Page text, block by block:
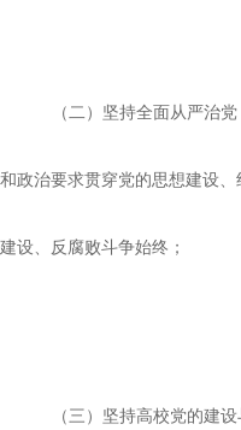
（二）坚持全面从严治
和政治要求贯穿党的思想建设
建设、反腐败斗争始终；
（三）坚持高校党的建